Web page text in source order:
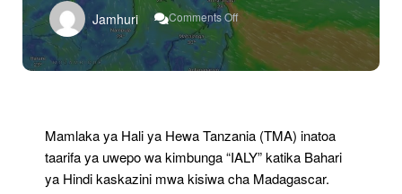
Jamhuri Comments Off
On
TMA
Yatoa
Taarifa
Kimbunga
Ialy
Bahari
Ya
Mamlaka ya Hali ya Hewa Tanzania (TMA) inatoa
taarifa ya uwepo wa kimbunga “IALY” katika Bahari
ya Hindi kaskazini mwa kisiwa cha Madagascar.